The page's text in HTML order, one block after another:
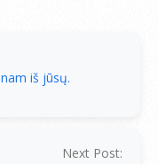
iš jūsų.
Next Post: